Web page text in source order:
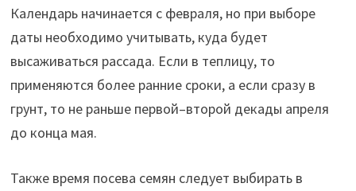
Календарь начинается с февраля, но при выборе
даты необходимо учитывать, куда будет
высаживаться рассада. Если в теплицу, то
применяются более ранние сроки, а если сразу в
грунт, то не раньше первой–второй декады апреля
до конца мая.
Также время посева семян следует выбирать в